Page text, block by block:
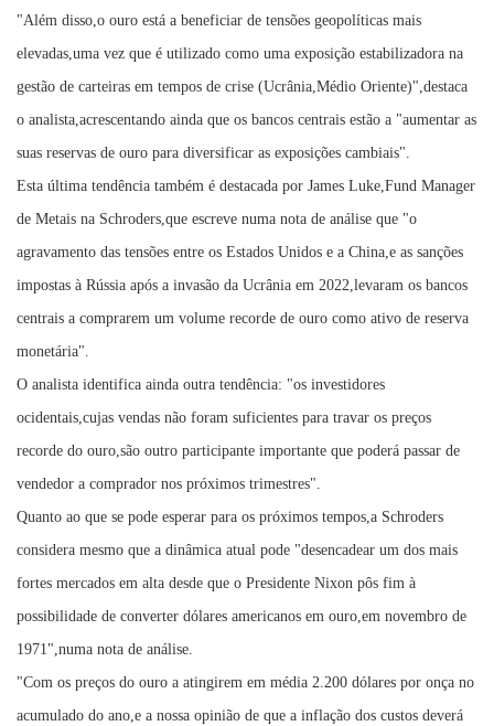
"Além disso,o ouro está a beneficiar de tensões geopolíticas mais
elevadas,uma vez que é utilizado como uma exposição estabilizadora na
gestão de carteiras em tempos de crise (Ucrânia,Médio Oriente)",destaca
o analista,acrescentando ainda que os bancos centrais estão a "aumentar as
suas reservas de ouro para diversificar as exposições cambiais".
Esta última tendência também é destacada por James Luke,Fund Manager
de Metais na Schroders,que escreve numa nota de análise que "o
agravamento das tensões entre os Estados Unidos e a China,e as sanções
impostas à Rússia após a invasão da Ucrânia em 2022,levaram os bancos
centrais a comprarem um volume recorde de ouro como ativo de reserva
monetária".
O analista identifica ainda outra tendência: "os investidores
ocidentais,cujas vendas não foram suficientes para travar os preços
recorde do ouro,são outro participante importante que poderá passar de
vendedor a comprador nos próximos trimestres".
Quanto ao que se pode esperar para os próximos tempos,a Schroders
considera mesmo que a dinâmica atual pode "desencadear um dos mais
fortes mercados em alta desde que o Presidente Nixon pôs fim à
possibilidade de converter dólares americanos em ouro,em novembro de
1971",numa nota de análise.
"Com os preços do ouro a atingirem em média 2.200 dólares por onça no
acumulado do ano,e a nossa opinião de que a inflação dos custos deverá